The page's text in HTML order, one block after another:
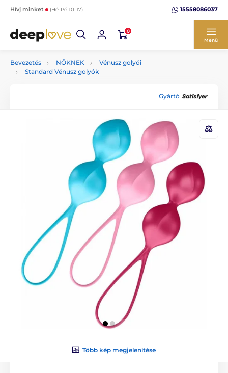
Hívj minket (Hé-Pé 10-17) 15558086037
0
Menü
Bevezetés NŐKNEK
Vénusz golyói
Standard Vénusz golyók
Gyártó
Több kép megjelenítése